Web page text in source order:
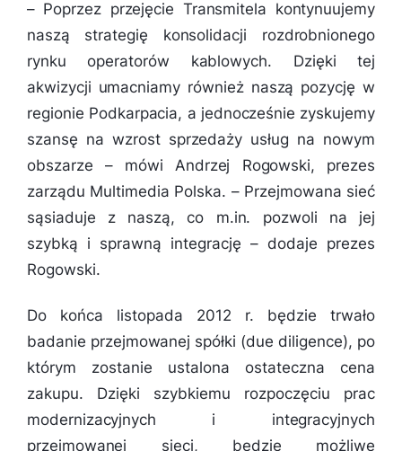
–Poprzez przejęcie Transmitela kontynuujemy
naszą strategię konsolidacji rozdrobnionego
rynku operatorów kablowych. Dzięki tej
akwizycji umacniamy również naszą pozycję w
regionie Podkarpacia, a jednocześnie zyskujemy
szansę na wzrost sprzedaży usług na nowym
obszarze – mówi Andrzej Rogowski, prezes
zarządu Multimedia Polska. – Przejmowana sieć
sąsiaduje z naszą, co m.in. pozwoli na jej
szybką i sprawną integrację – dodaje prezes
Rogowski.
Do końca listopada 2012 r. będzie trwało
badanie przejmowanej spółki (due diligence), po
którym zostanie ustalona ostateczna cena
zakupu. Dzięki szybkiemu rozpoczęciu prac
modernizacyjnych i integracyjnych
przejmowanej sieci, będzie możliwe